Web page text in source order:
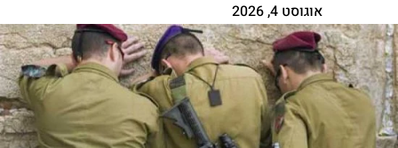
אוגוסט 4, 2026